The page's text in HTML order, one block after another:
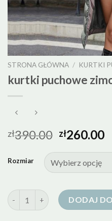
STRONA GŁÓWNA / KURTKI
kurtki puchowe
zł390.00 zł260.00
Rozmiar
ilość kurtki puchowe zimowe
DODAJ